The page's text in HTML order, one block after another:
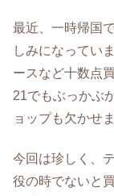
最近、一時帰国
しみになってい
ースなど十数点
21でもぶっかぶ
ョップも欠かせ
今回は珍しく、
役の時でないと